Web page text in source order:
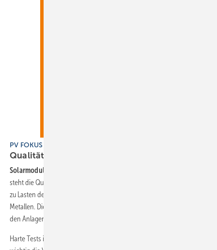
PV FOKUS Solarmodule, PV03-2026
Qualität von
Solarmodule
steht die Qualität von Solarmodulen. Denn der Kostendruck geht oft
zu Lasten des Materials und der Dimensionierung von Gläsern oder
Metallen. Die Folge: Glasbruch häuft sich, schadhafte Folien macht
den Anlagenbetreibern zu schaffen.
Harte Tests im Labor und im Freiland decken unerbittlich auf, wie